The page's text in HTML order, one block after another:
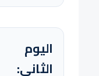
اليوم
الثاني: